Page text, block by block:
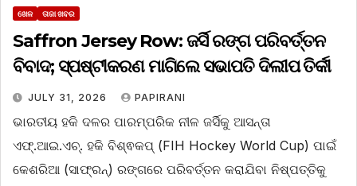
ଖେଳ ତାଜା ଖବର
Saffron Jersey Row: ଜର୍ସି ରଙ୍ଗ ପରିବର୍ତ୍ତନ
ବିବାଦ; ସ୍ପଷ୍ଟୀକରଣ ମାଗିଲେ ସଭାପତି ଦିଲୀପ ତିର୍କୀ
JULY 31, 2026 PAPIRANI
ଭାରତୀୟ ହକି ଦଳର ପାରମ୍ପରିକ ନୀଳ ଜର୍ସିକୁ ଆସନ୍ତା
ଏଫ୍.ଆଇ.ଏଚ୍. ହକି ବିଶ୍ଵକପ୍ (FIH Hockey World Cup) ପାଇଁ
କେଶରିଆ (ସାଫ୍ରନ୍) ରଙ୍ଗରେ ପରିବର୍ତ୍ତନ କରାଯିବା ନିଷ୍ପତ୍ତିକୁ